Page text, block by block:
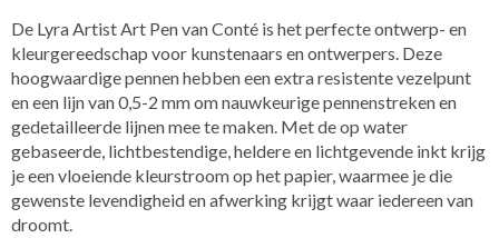
De Lyra Artist Art Pen van Conté is het perfecte ontwerp- en
kleurgereedschap voor kunstenaars en ontwerpers. Deze
hoogwaardige pennen hebben een extra resistente vezelpunt
en een lijn van 0,5-2 mm om nauwkeurige pennenstreken en
gedetailleerde lijnen mee te maken. Met de op water
gebaseerde, lichtbestendige, heldere en lichtgevende inkt krijg
je een vloeiende kleurstroom op het papier, waarmee je die
gewenste levendigheid en afwerking krijgt waar iedereen van
droomt.